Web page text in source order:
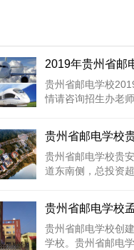
2019年贵州省邮
贵州省邮电学校
情请咨询招生办老
贵州省邮电学校
贵州省邮电学校贵
道东南侧，总投资
贵州省邮电学校
贵州省邮电学校创
学校。贵州省邮电